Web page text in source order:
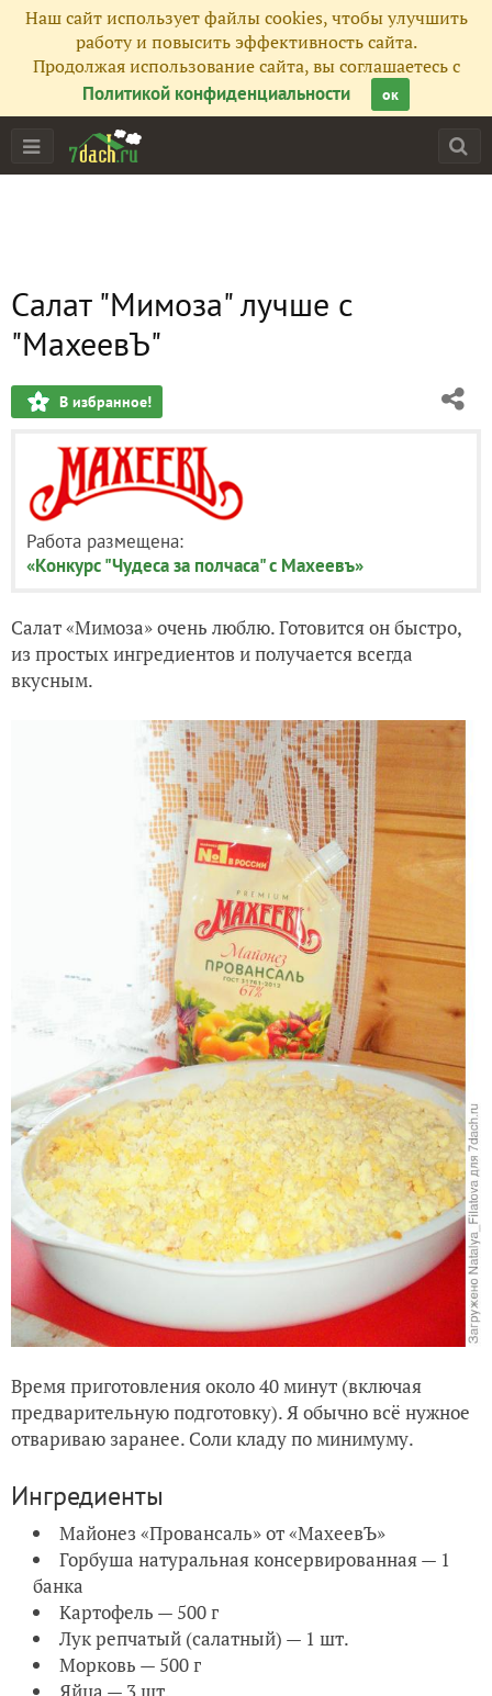
Наш сайт использует файлы cookies, чтобы улучшить
работу и повысить эффективность сайта.
Продолжая использование сайта, вы соглашаетесь с
Политикой конфиденциальности
ок
Салат "Мимоза" лучше с
"МахеевЪ"
В избранное!
Работа размещена:
«Конкурс "Чудеса за полчаса" с Махеевъ»
Салат «Мимоза» очень люблю. Готовится он быстро,
из простых ингредиентов и получается всегда
вкусным.
Время приготовления около 40 минут (включая
предварительную подготовку). Я обычно всё нужное
отвариваю заранее. Соли кладу по минимуму.
Ингредиенты
Майонез «Провансаль» от «МахеевЪ»
Горбуша натуральная консервированная — 1
банка
Картофель — 500 г
Лук репчатый (салатный) — 1 шт.
Морковь — 500 г
Яйца — 3 шт.